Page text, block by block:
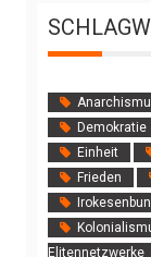
Demokratie
Einheit
Frieden
Elitennetzwerke